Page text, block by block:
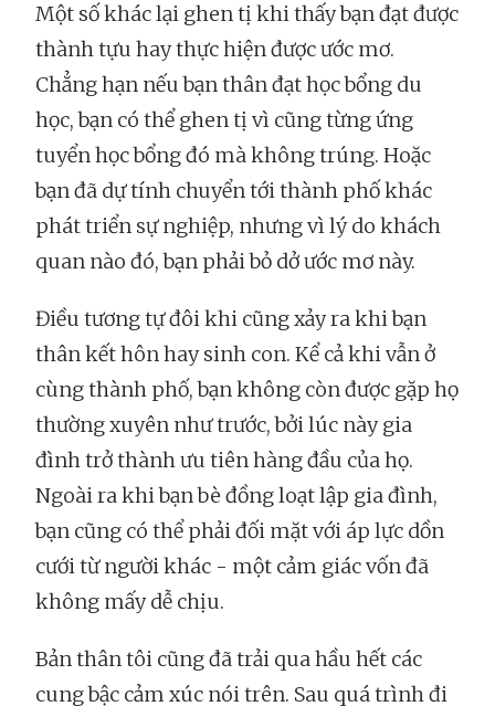
Một số khác lại ghen tị khi thấy bạn đạt được
thành tựu hay thực hiện được ước mơ.
Chẳng hạn nếu bạn thân đạt học bổng du
học, bạn có thể ghen tị vì cũng từng ứng
tuyển học bổng đó mà không trúng. Hoặc
bạn đã dự tính chuyển tới thành phố khác
phát triển sự nghiệp, nhưng vì lý do khách
quan nào đó, bạn phải bỏ dở ước mơ này.
Điều tương tự đôi khi cũng xảy ra khi bạn
thân kết hôn hay sinh con. Kể cả khi vẫn ở
cùng thành phố, bạn không còn được gặp họ
thường xuyên như trước, bởi lúc này gia
đình trở thành ưu tiên hàng đầu của họ.
Ngoài ra khi bạn bè đồng loạt lập gia đình,
bạn cũng có thể phải đối mặt với áp lực dồn
cưới từ người khác - một cảm giác vốn đã
không mấy dễ chịu.
Bản thân tôi cũng đã trải qua hầu hết các
cung bậc cảm xúc nói trên. Sau quá trình đi